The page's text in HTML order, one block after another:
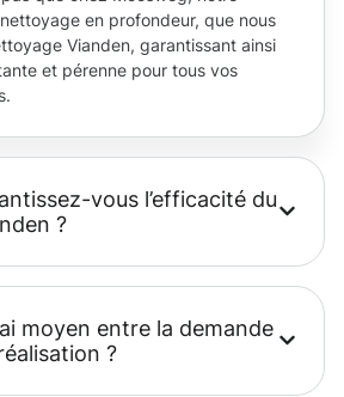
en profondeur, que nous
Vianden, garantissant ainsi
et pérenne pour tous vos
vous l’efficacité du
?
moyen entre la demande
?